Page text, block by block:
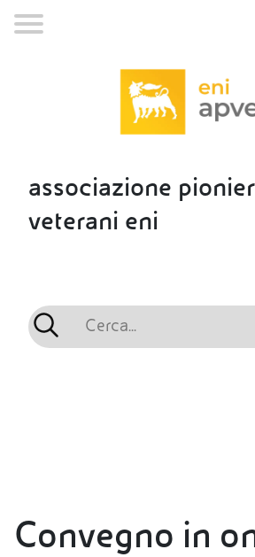
associazione
veterani eni
Convegno in